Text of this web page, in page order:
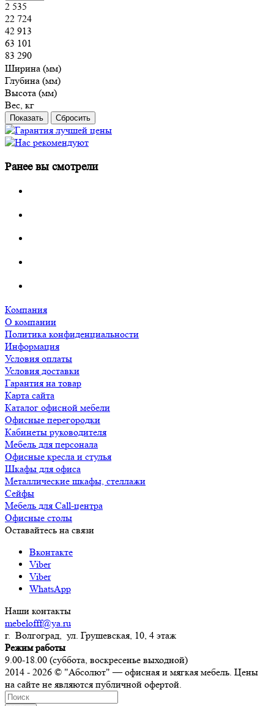
2 535
22 724
42 913
63 101
83 290
Ширина (мм)
Глубина (мм)
Высота (мм)
Вес, кг
Сбросить
Ранее вы смотрели
Компания
О компании
Политика конфиденциальности
Информация
Условия оплаты
Условия доставки
Гарантия на товар
Карта сайта
Каталог офисной мебели
Офисные перегородки
Кабинеты руководителя
Мебель для персонала
Офисные кресла и стулья
Шкафы для офиса
Металлические шкафы, стеллажи
Сейфы
Мебель для Call-центра
Офисные столы
Оставайтесь на связи
Вконтакте
Viber
Viber
WhatsApp
Наши контакты
mebelofff@ya.ru
г. Волгоград, ул. Грушевская, 10, 4 этаж
Режим работы
9.00-18.00 (суббота, воскресенье выходной)
2014 - 2026 © "Абсолют" — офисная и мягкая мебель. Цены
на сайте не являются публичной офертой.